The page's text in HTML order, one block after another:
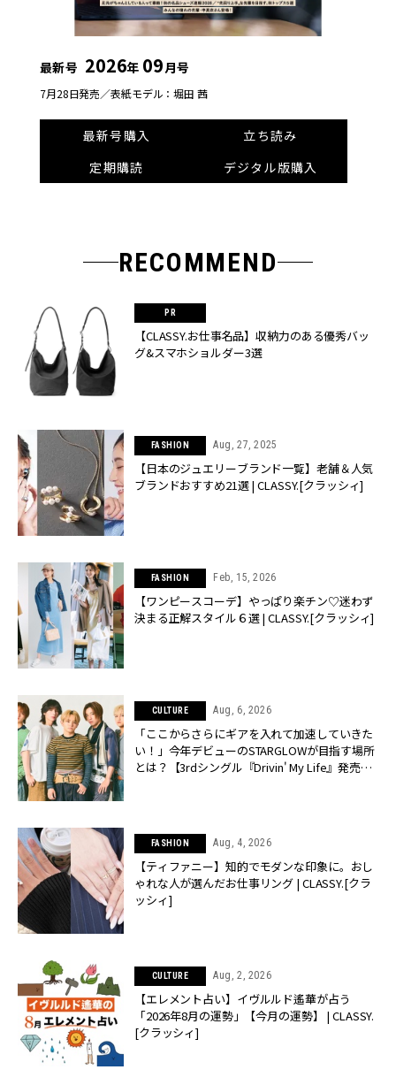
最新号 2026年 09月号
7月28日発売／表紙モデル：堀田 茜
最新号購入
立ち読み
定期購読
デジタル版購入
RECOMMEND
【CLASSY.お仕事名品】収納力のある優秀バッ
グ&スマホショルダー3選
FASHION Aug, 27, 2025
【日本のジュエリーブランド一覧】老舗＆人気
ブランドおすすめ21選 | CLASSY.[クラッシィ]
FASHION Feb, 15, 2026
【ワンピースコーデ】やっぱり楽チン♡迷わず
決まる正解スタイル６選 | CLASSY.[クラッシィ]
CULTURE Aug, 6, 2026
「ここからさらにギアを入れて加速していきた
い！」今年デビューのSTARGLOWが目指す場所
とは？【3rdシングル『Drivin' My Life』発売】 |
FASHION Aug, 4, 2026
【ティファニー】知的でモダンな印象に。おし
ゃれな人が選んだお仕事リング | CLASSY.[クラ
ッシィ]
CULTURE Aug, 2, 2026
【エレメント占い】イヴルルド遙華が占う
「2026年8月の運勢」【今月の運勢】 | CLASSY.
[クラッシィ]